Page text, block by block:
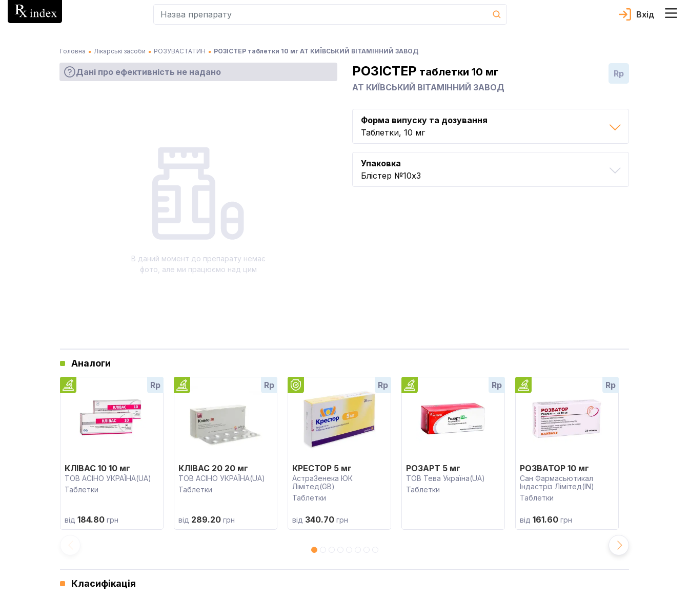
Вхід
Головна Лікарські засоби РОЗУВАСТАТИН РОЗІСТЕР таблетки 10 мг АТ КИЇВСЬКИЙ ВІТАМІННИЙ ЗАВОД
Дані про ефективність не надано
В даний момент до препарату немає
фото, але ми працюємо над цим
РОЗІСТЕР таблетки 10 мг
АТ КИЇВСЬКИЙ ВІТАМІННИЙ ЗАВОД
Rp
Форма випуску та дозування
Таблетки, 10 мг
Упаковка
Блістер №10x3
Аналоги
Rp
КЛІВАС 10 10 мг
ТОВ АСІНО УКРАЇНА(UA)
Таблетки
від 184.80 грн
Rp
КЛІВАС 20 20 мг
ТОВ АСІНО УКРАЇНА(UA)
Таблетки
від 289.20 грн
Rp
КРЕСТОР 5 мг
АстраЗенека ЮК
Лімітед(GB)
Таблетки
від 340.70 грн
Rp
РОЗАРТ 5 мг
ТОВ Тева Україна(UA)
Таблетки
Rp
РОЗВАТОР 10 мг
Сан Фармасьютикал
Індастріз Лімітед(IN)
Таблетки
від 161.60 грн
Класифікація